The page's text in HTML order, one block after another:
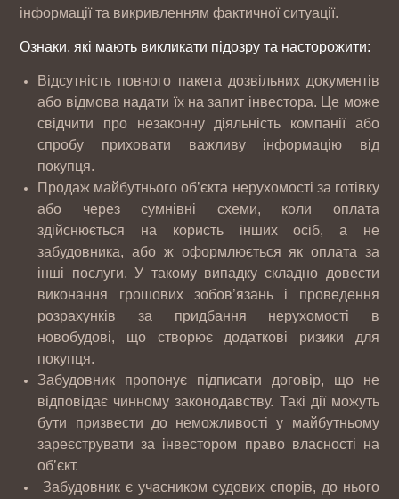
інформації та викривленням фактичної ситуації.
Ознаки, які мають викликати підозру та насторожити:
Відсутність повного пакета дозвільних документів
або відмова надати їх на запит інвестора. Це може
свідчити про незаконну діяльність компанії або
спробу приховати важливу інформацію від
покупця.
Продаж майбутнього об’єкта нерухомості за готівку
або через сумнівні схеми, коли оплата
здійснюється на користь інших осіб, а не
забудовника, або ж оформлюється як оплата за
інші послуги. У такому випадку складно довести
виконання грошових зобов’язань і проведення
розрахунків за придбання нерухомості в
новобудові, що створює додаткові ризики для
покупця.
Забудовник пропонує підписати договір, що не
відповідає чинному законодавству. Такі дії можуть
бути призвести до неможливості у майбутньому
зареєструвати за інвестором право власності на
об’єкт.
Забудовник є учасником судових спорів, до нього